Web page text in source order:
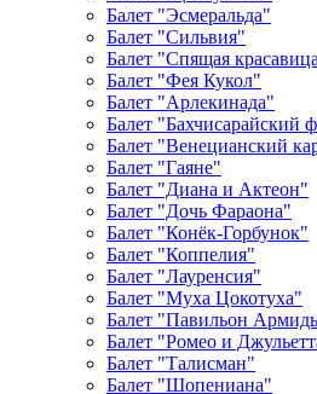
Балет "Эсмеральда"
Балет "Сильвия"
Балет "Спящая
Балет "Фея Кукол"
Балет "Арлекинада"
Балет "Бахчисарайский
Балет "Венецианский
Балет "Гаяне"
Балет "Диана и Актеон"
Балет "Дочь Фараона"
Балет "Конёк-Горбунок"
Балет "Коппелия"
Балет "Лауренсия"
Балет "Муха Цокотуха"
Балет "Павильон
Балет "Ромео и
Балет "Талисман"
Балет "Шопениана"